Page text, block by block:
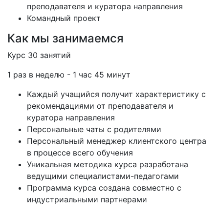
преподавателя и куратора направления
Командный проект
Как мы занимаемся
Курс 30 занятий
1 раз в неделю - 1 час 45 минут
Каждый учащийся получит характеристику с
рекомендациями от преподавателя и
куратора направления
Персональные чаты с родителями
Персональный менеджер клиентского центра
в процессе всего обучения
Уникальная методика курса разработана
ведущими специалистами-педагогами
Программа курса создана совместно с
индустриальными партнерами